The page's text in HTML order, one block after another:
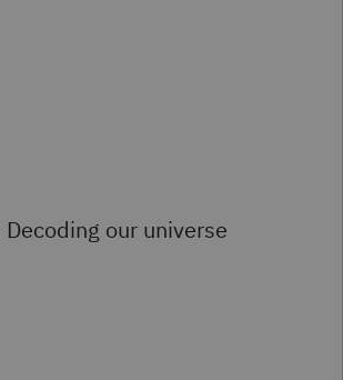
our universe